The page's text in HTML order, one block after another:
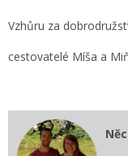
Vzhůru za
cestovatelé Míša a